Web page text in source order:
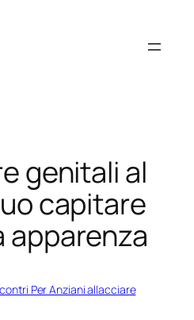
genitali al
capitare
apparenza
Per Anziani allacciare